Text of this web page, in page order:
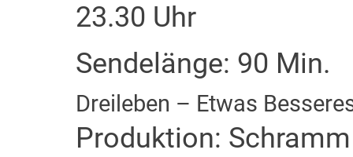
23.30 Uhr
Sendelänge: 90 Min.
Dreileben – Etwas
Produktion: